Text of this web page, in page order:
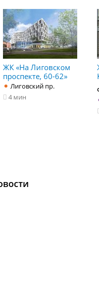
ЖК «На Лиговском
проспекте, 60-62»
Лиговский пр.
4 мин